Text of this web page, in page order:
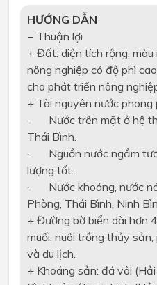
HƯỚNG DẪN
− Thuận lợi
+ Đất: diện tích rộng,
nông nghiệp có độ phì
cho phát triển nông
+ Tài nguyên nước phong
·
Nước trên mặt ở hệ
Thái Bình.
·
Nguồn nước ngầm
lượng tốt.
·
Nước khoáng, nước
Phòng, Thái Bình, Ninh
+ Đường bờ biển dài hơn
muối, nuôi trồng thủy
và du lịch.
+ Khoáng sản: đá vôi